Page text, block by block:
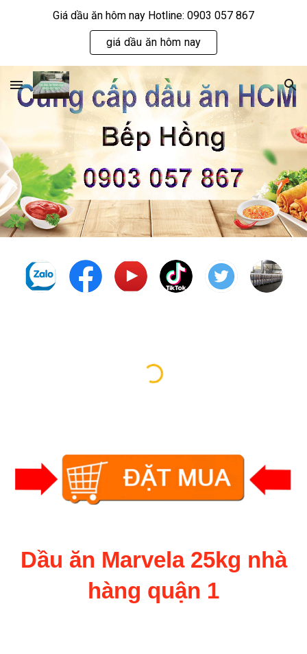
Giá dầu ăn hôm nay Hotline: 0903 057 867
giá dầu ăn hôm nay
Dầu ăn Marvela 25kg nhà
hàng quận 1